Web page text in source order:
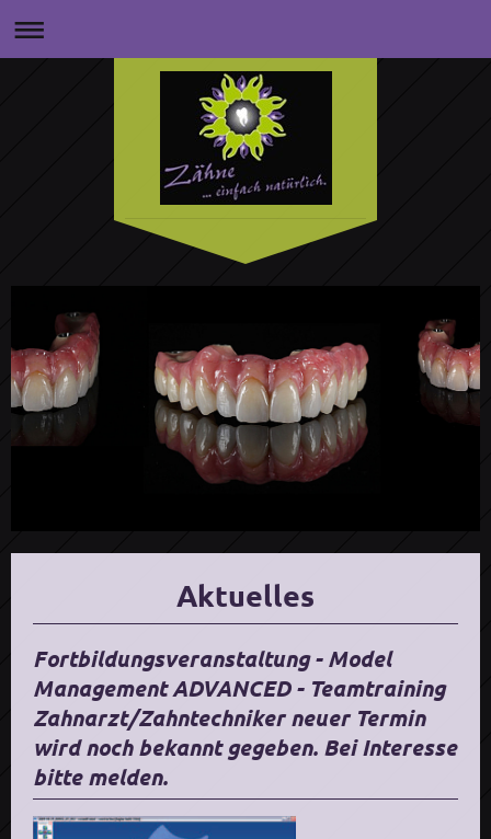
Aktuelles
Fortbildungsveranstaltung - Model
Management ADVANCED - Teamtraining
Zahnarzt/Zahntechniker neuer Termin
wird noch bekannt gegeben. Bei Interesse
bitte melden.